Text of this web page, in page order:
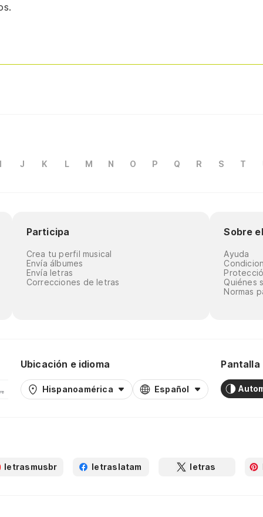
I J K L M N O P Q R S T
Participa
Crea tu perfil musical
Envía álbumes
Envía letras
Correcciones de letras
Sobre
Ayuda
Quiénes
Normas
Ubicación e idioma
Hispanoamérica Español
Pantalla
letrasmusbr letraslatam letras